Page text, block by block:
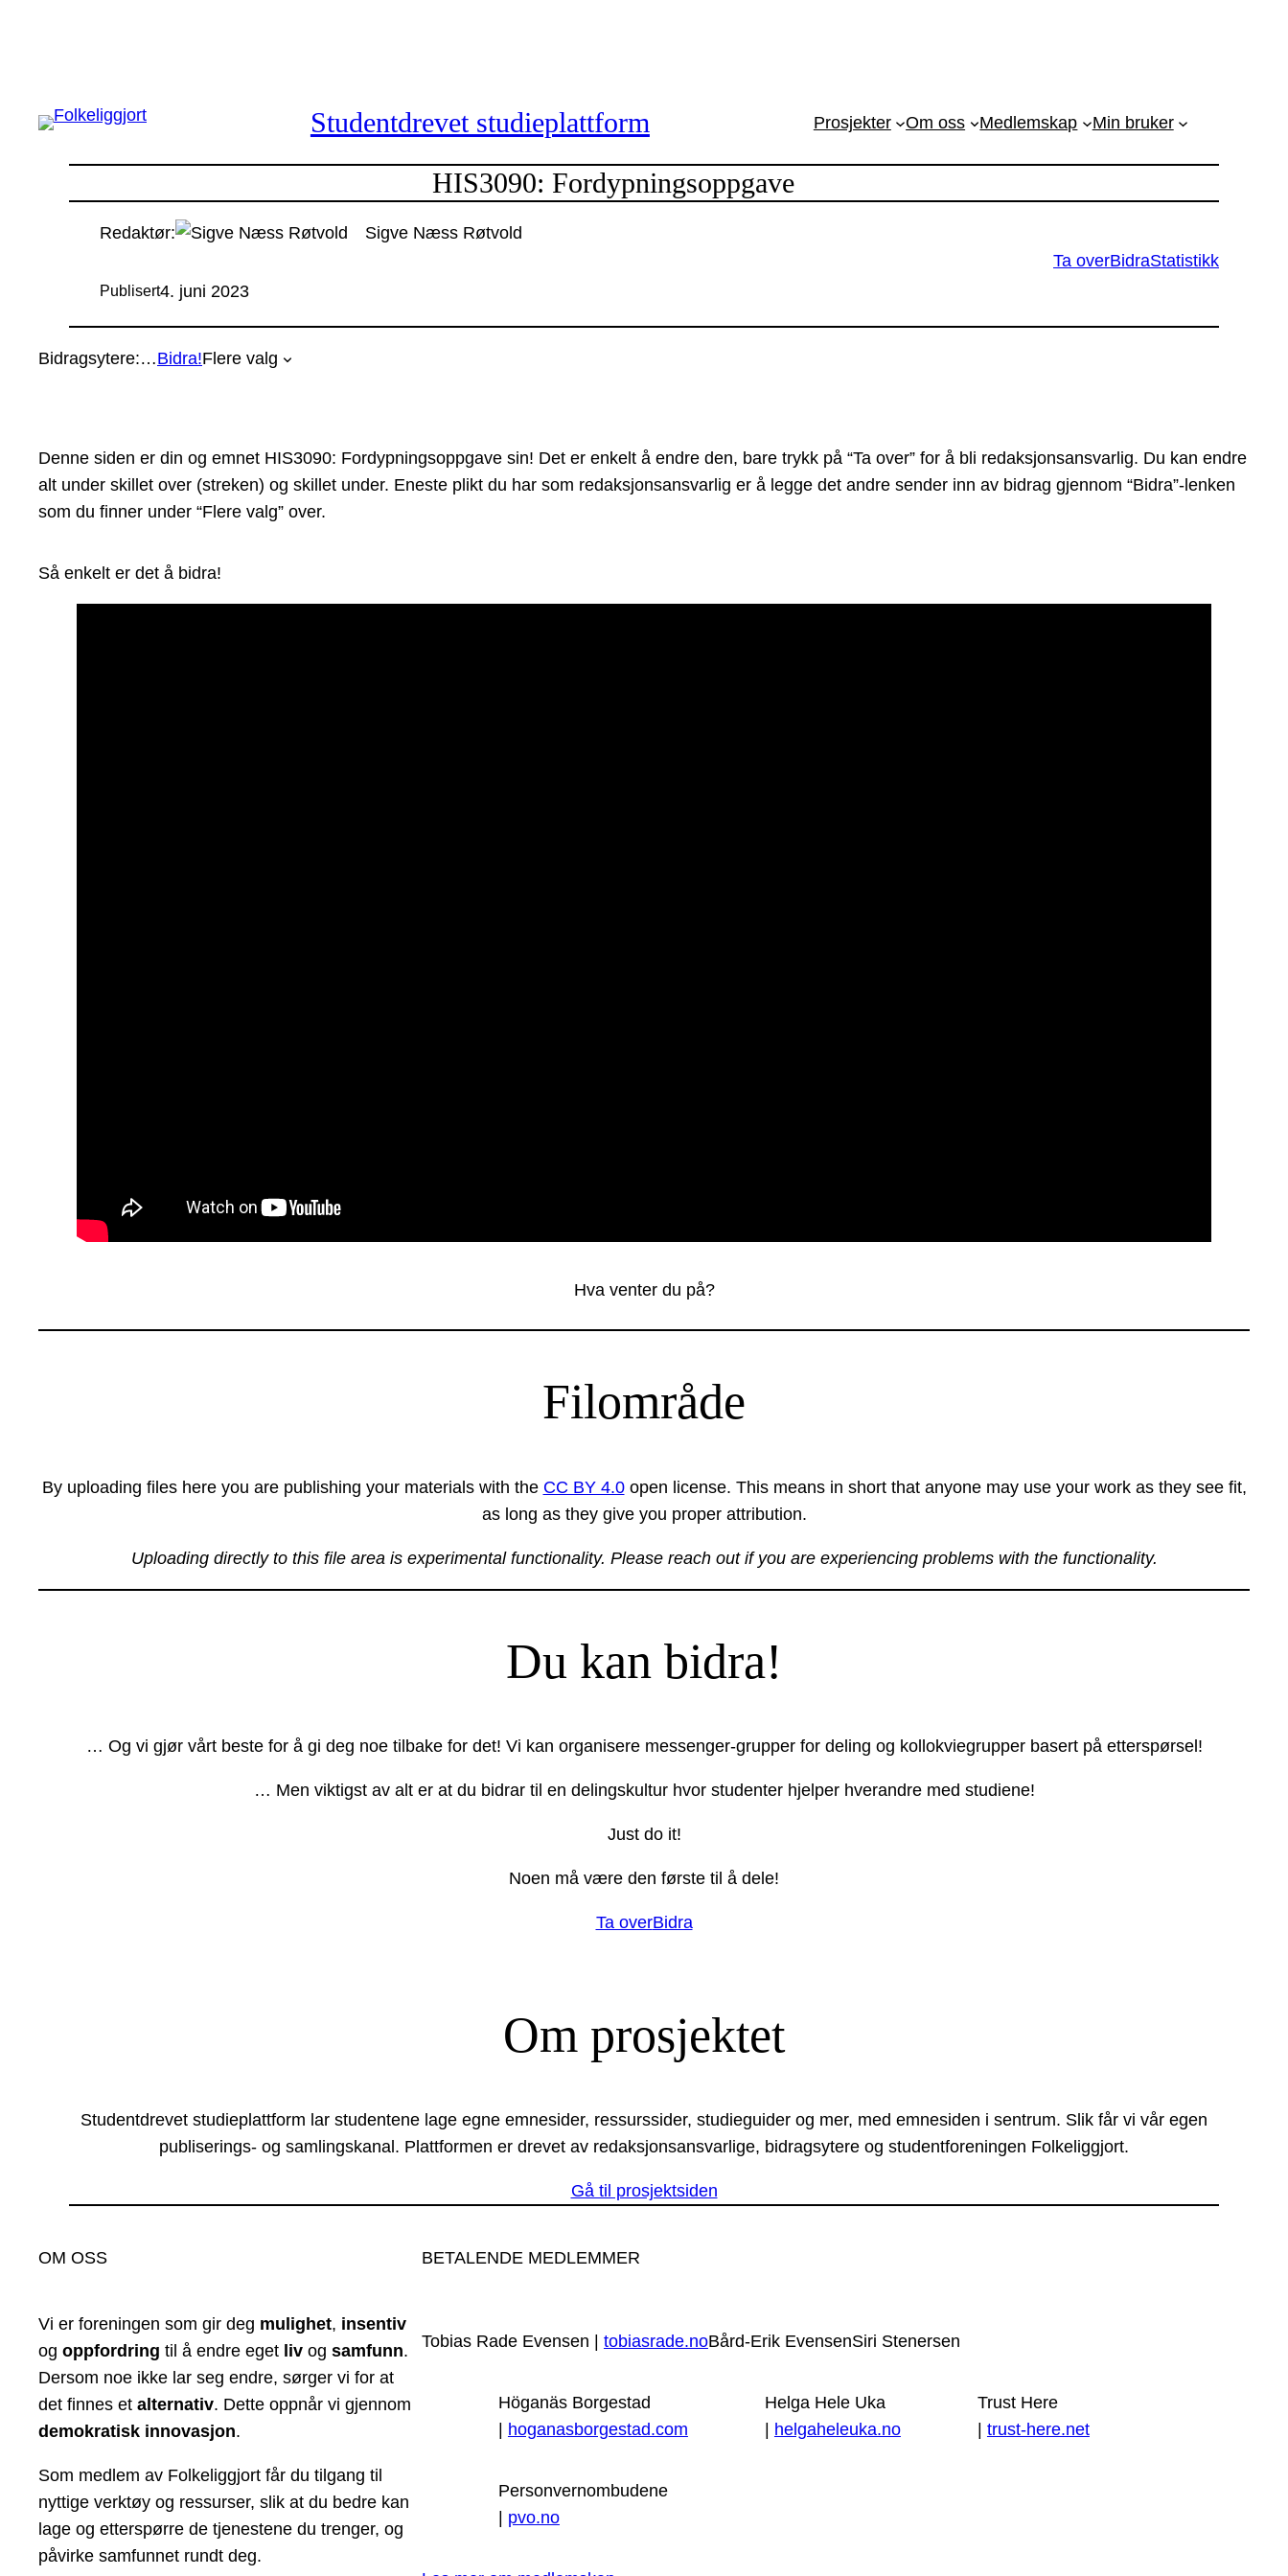
Studentdrevet studieplattform Prosjekter Om oss Medlemskap Min bruker
HIS3090: Fordypningsoppgave
Redaktør: Sigve Næss Røtvold
Publisert4. juni 2023
Ta overBidraStatistikk
Bidragsytere:…Bidra!Flere valg
Denne siden er din og emnet HIS3090: Fordypningsoppgave sin! Det er enkelt å endre den, bare trykk på “Ta over” for å bli redaksjonsansvarlig. Du kan endre
alt under skillet over (streken) og skillet under. Eneste plikt du har som redaksjonsansvarlig er å legge det andre sender inn av bidrag gjennom “Bidra”-lenken
som du finner under “Flere valg” over.
Så enkelt er det å bidra!
Hva venter du på?
Filområde
By uploading files here you are publishing your materials with the CC BY 4.0open license. This means in short that anyone may use your work as they see fit,
as long as they give you proper attribution.
Uploading directly to this file area is experimental functionality. Please reach out if you are experiencing problems with the functionality.
Du kan bidra!
… Og vi gjør vårt beste for å gi deg noe tilbake for det! Vi kan organisere messenger-grupper for deling og kollokviegrupper basert på etterspørsel!
… Men viktigst av alt er at du bidrar til en delingskultur hvor studenter hjelper hverandre med studiene!
Just do it!
Noen må være den første til å dele!
Ta overBidra
Om prosjektet
Studentdrevet studieplattform lar studentene lage egne emnesider, ressurssider, studieguider og mer, med emnesiden i sentrum. Slik får vi vår egen
publiserings- og samlingskanal. Plattformen er drevet av redaksjonsansvarlige, bidragsytere og studentforeningen Folkeliggjort.
Gå til prosjektsiden
OM OSS
Vi er foreningen som gir deg mulighet, insentiv
og oppfordring til å endre eget liv og samfunn.
Dersom noe ikke lar seg endre, sørger vi for at
det finnes et alternativ. Dette oppnår vi gjennom
demokratisk innovasjon.
Som medlem av Folkeliggjort får du tilgang til
nyttige verktøy og ressurser, slik at du bedre kan
lage og etterspørre de tjenestene du trenger, og
påvirke samfunnet rundt deg.
BETALENDE MEDLEMMER
Tobias Rade Evensen | tobiasrade.noBård-Erik EvensenSiri Stenersen
Höganäs Borgestad
hoganasborgestad.com
Helga Hele Uka
helgaheleuka.no
Trust Here
trust-here.net
Personvernombudene
pvo.no